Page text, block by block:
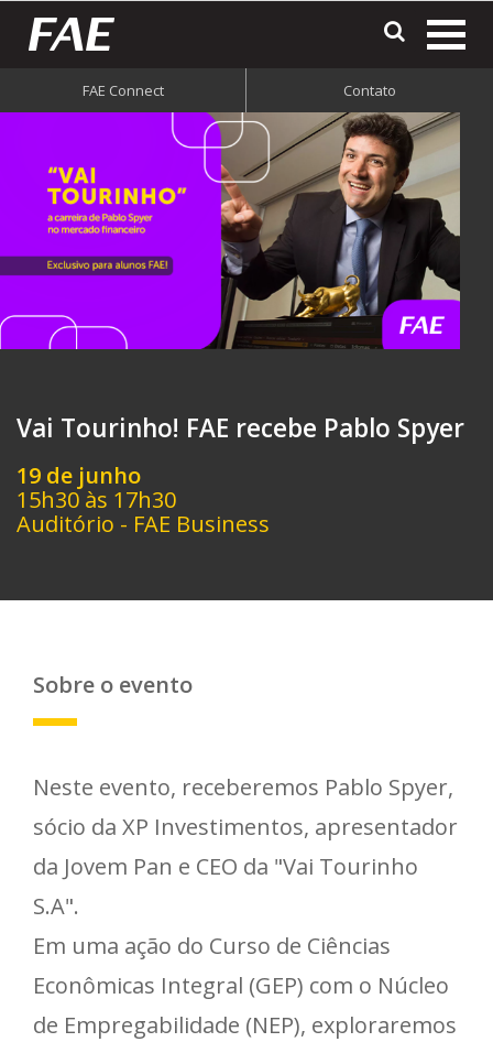
do
FAE Connect Contato
Vai Tourinho! FAE recebe Pablo Spyer
19 de junho
15h30 às 17h30
Auditório - FAE Business
Sobre o evento
Neste evento, receberemos Pablo Spyer,
sócio da XP Investimentos, apresentador
da Jovem Pan e CEO da "Vai Tourinho
S.A".
Em uma ação do Curso de Ciências
Econômicas Integral (GEP) com o Núcleo
de Empregabilidade (NEP), exploraremos